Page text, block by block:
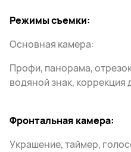
Режимы съемки:
Основная камера:
Профи, панорама,
водяной знак, коррекция
Фронтальная камера:
Украшение, таймер,